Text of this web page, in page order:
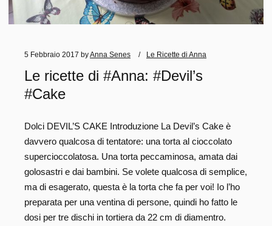
5 Febbraio 2017 by Anna Senes Le Ricette di Anna
Le ricette di #Anna: #Devil’s
#Cake
Dolci DEVIL’S CAKE Introduzione La Devil’s Cake è
davvero qualcosa di tentatore: una torta al cioccolato
supercioccolatosa. Una torta peccaminosa, amata dai
golosastri e dai bambini. Se volete qualcosa di semplice,
ma di esagerato, questa è la torta che fa per voi! Io l’ho
preparata per una ventina di persone, quindi ho fatto le
dosi per tre dischi in tortiera da 22 cm di diamentro.